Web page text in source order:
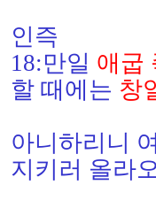
인즉
18:만일 애굽
할 때에는 창
아니하리니
지키러 올라